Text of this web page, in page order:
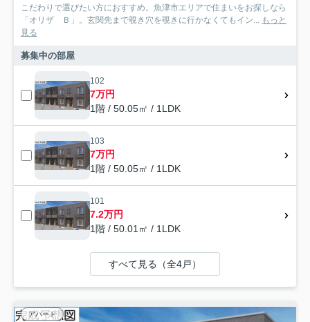
こだわりで選びたい方におすすめ。魚津市エリアで住まいをお探しなら
「オリザ Ｂ」。玄関先まで覗き穴を覗きに行かなくてもイン... もっと
見る
募集中の部屋
102
7万円
1階 / 50.05㎡ / 1LDK
103
7万円
1階 / 50.05㎡ / 1LDK
101
7.2万円
1階 / 50.01㎡ / 1LDK
すべて見る（全4戸）
アパート